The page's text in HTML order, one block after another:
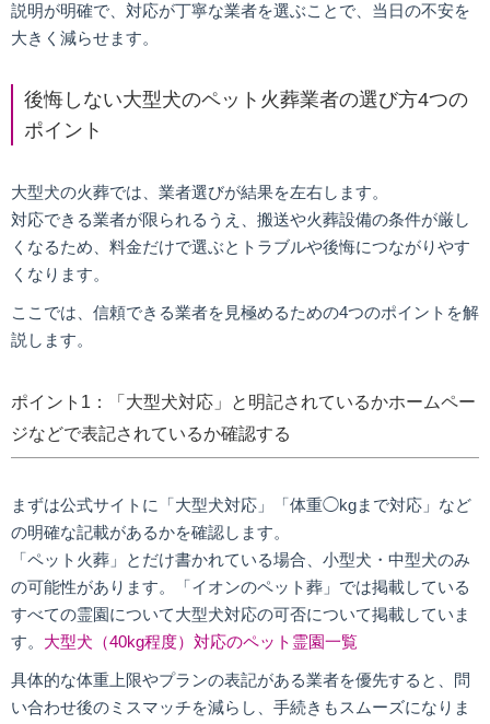
説明が明確で、対応が丁寧な業者を選ぶことで、当日の不安を
大きく減らせます。
後悔しない大型犬のペット火葬業者の選び方4つの
ポイント
大型犬の火葬では、業者選びが結果を左右します。
対応できる業者が限られるうえ、搬送や火葬設備の条件が厳し
くなるため、料金だけで選ぶとトラブルや後悔につながりやす
くなります。
ここでは、信頼できる業者を見極めるための4つのポイントを解
説します。
ポイント1：「大型犬対応」と明記されているかホームペー
ジなどで表記されているか確認する
まずは公式サイトに「大型犬対応」「体重◯kgまで対応」など
の明確な記載があるかを確認します。
「ペット火葬」とだけ書かれている場合、小型犬・中型犬のみ
の可能性があります。「イオンのペット葬」では掲載している
すべての霊園について大型犬対応の可否について掲載していま
す。 大型犬（40kg程度）対応のペット霊園一覧
具体的な体重上限やプランの表記がある業者を優先すると、問
い合わせ後のミスマッチを減らし、手続きもスムーズになりま